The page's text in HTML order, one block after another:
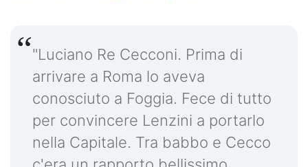
"Luciano Re Cecconi. Prima di
arrivare a Roma lo aveva
conosciuto a Foggia. Fece di tutto
per convincere Lenzini a portarlo
nella Capitale. Tra babbo e Cecco